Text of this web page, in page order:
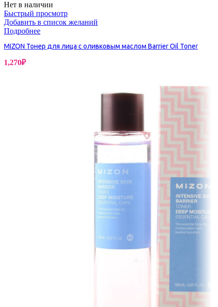
Нет в наличии
Быстрый просмотр
Добавить в список желаний
Подробнее
MIZON Тонер для лица с оливковым маслом Barrier Oil Toner
1,270₽